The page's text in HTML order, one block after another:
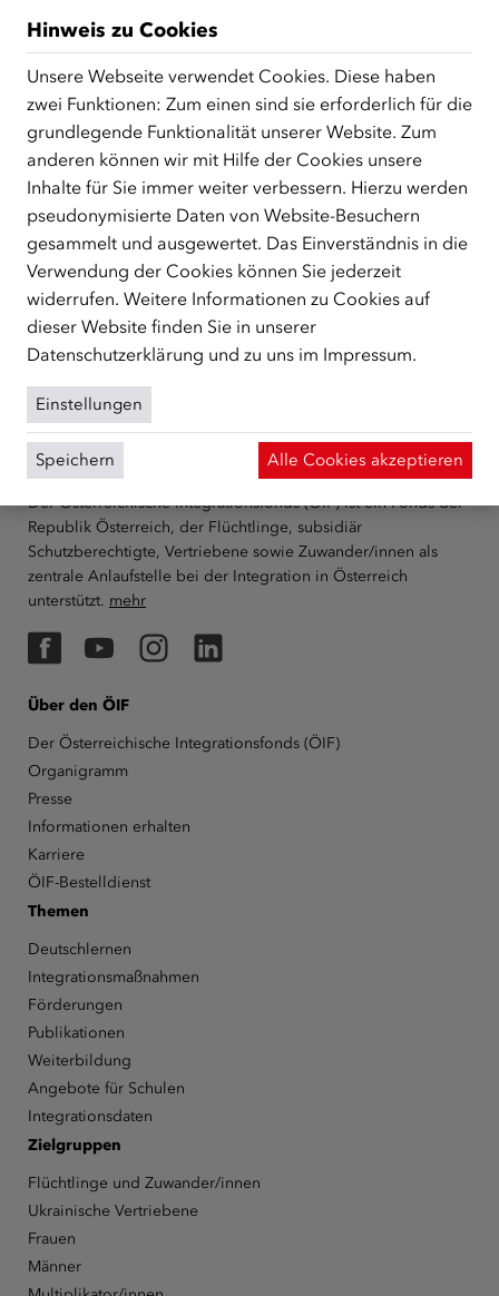
Ich nehme zur Kenntnis, dass Informationen zum
Captcha (Geben Sie hier bitte die Lösung der
Rechenaufgabe ein.)
ÜBER UNS
Der Österreichische Integrationsfonds (ÖIF) ist ein Fonds der
Republik Österreich, der Flüchtlinge, subsidiär
Schutzberechtigte, Vertriebene sowie Zuwander/innen als
zentrale Anlaufstelle bei der Integration in Österreich
unterstützt. mehr
FacebookYouTubeInstagramLinkedIn
Über den ÖIF
Der Österreichische Integrationsfonds (ÖIF)
Organigramm
Presse
Informationen erhalten
Karriere
ÖIF-Bestelldienst
Themen
Deutschlernen
Integrationsmaßnahmen
Förderungen
Publikationen
Weiterbildung
Angebote für Schulen
Integrationsdaten
Zielgruppen
Flüchtlinge und Zuwander/innen
Ukrainische Vertriebene
Frauen
Männer
Hinweis zu Cookies
Unsere Webseite verwendet Cookies. Diese haben
zwei Funktionen: Zum einen sind sie erforderlich für die
grundlegende Funktionalität unserer Website. Zum
anderen können wir mit Hilfe der Cookies unsere
Inhalte für Sie immer weiter verbessern. Hierzu werden
pseudonymisierte Daten von Website-Besuchern
gesammelt und ausgewertet. Das Einverständnis in die
Verwendung der Cookies können Sie jederzeit
widerrufen. Weitere Informationen zu Cookies auf
dieser Website finden Sie in unserer
Datenschutzerklärung und zu uns im Impressum.
Einstellungen
Speichern Alle Cookies akzeptieren